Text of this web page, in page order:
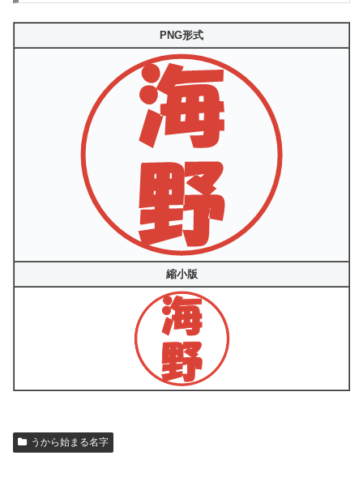
PNG形式
縮小版
うから始まる名字